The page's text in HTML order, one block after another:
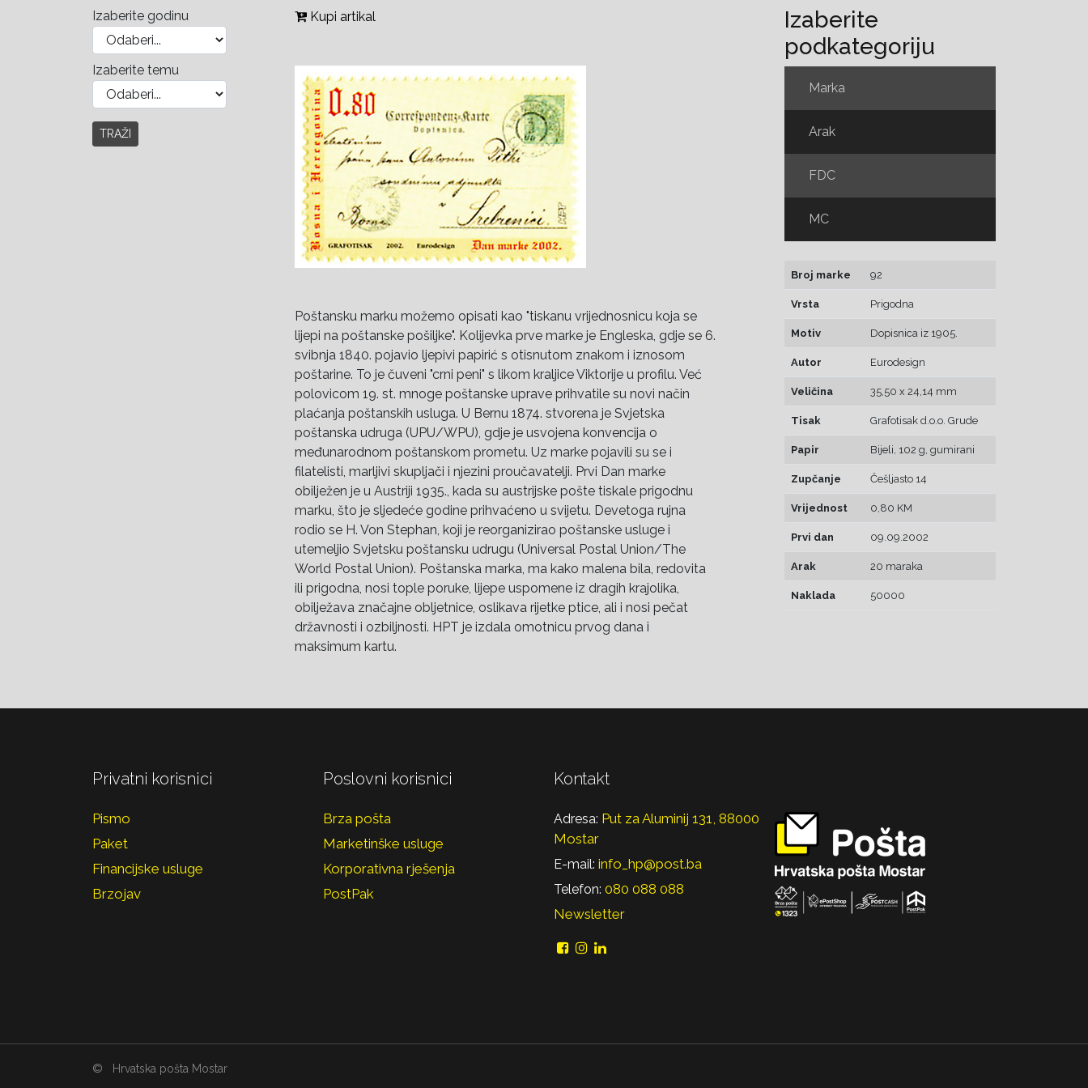
Izaberite godinu
Izaberite temu
TRAŽI
Kupi artikal
Poštansku marku možemo opisati kao "tiskanu vrijednosnicu koja se
lijepi na poštanske pošiljke". Kolijevka prve marke je Engleska, gdje se 6.
svibnja 1840. pojavio ljepivi papirić s otisnutom znakom i iznosom
poštarine. To je čuveni "crni peni" s likom kraljice Viktorije u profilu. Već
polovicom 19. st. mnoge poštanske uprave prihvatile su novi način
plaćanja poštanskih usluga. U Bernu 1874. stvorena je Svjetska
poštanska udruga (UPU/WPU), gdje je usvojena konvencija o
međunarodnom poštanskom prometu. Uz marke pojavili su se i
filatelisti, marljivi skupljači i njezini proučavatelji. Prvi Dan marke
obilježen je u Austriji 1935., kada su austrijske pošte tiskale prigodnu
marku, što je sljedeće godine prihvaćeno u svijetu. Devetoga rujna
rodio se H. Von Stephan, koji je reorganizirao poštanske usluge i
utemeljio Svjetsku poštansku udrugu (Universal Postal Union/The
World Postal Union). Poštanska marka, ma kako malena bila, redovita
ili prigodna, nosi tople poruke, lijepe uspomene iz dragih krajolika,
obilježava značajne obljetnice, oslikava rijetke ptice, ali i nosi pečat
državnosti i ozbiljnosti. HPT je izdala omotnicu prvog dana i
maksimum kartu.
Izaberite
podkategoriju
Marka
Arak
FDC
MC
Broj marke 92
Vrsta Prigodna
Motiv Dopisnica iz 1905.
Autor Eurodesign
Veličina 35,50 x 24,14 mm
Tisak Grafotisak d.o.o. Grude
Papir Bijeli, 102 g, gumirani
Zupčanje Češljasto 14
Vrijednost 0,80 KM
Prvi dan 09.09.2002
Arak 20 maraka
Naklada 50000
Privatni korisnici
Pismo
Paket
Financijske usluge
Brzojav
Poslovni korisnici
Brza pošta
Marketinške usluge
Korporativna rješenja
PostPak
Kontakt
Adresa: Put za Aluminij 131, 88000
Mostar
E-mail: info_hp@post.ba
Telefon: 080 088 088
Newsletter
© Hrvatska pošta Mostar